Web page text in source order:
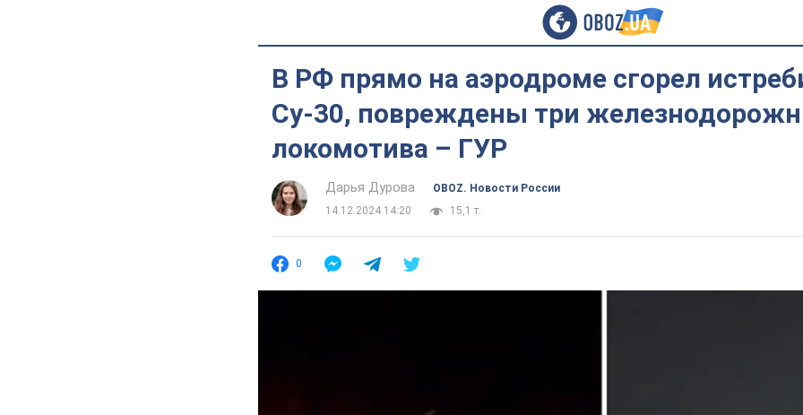
В РФ прямо на аэродроме сгорел
Су-30, повреждены три
локомотива – ГУР
Дарья Дурова
OBOZ. Новости России
14.12.2024 14:20
15,1 т.
0